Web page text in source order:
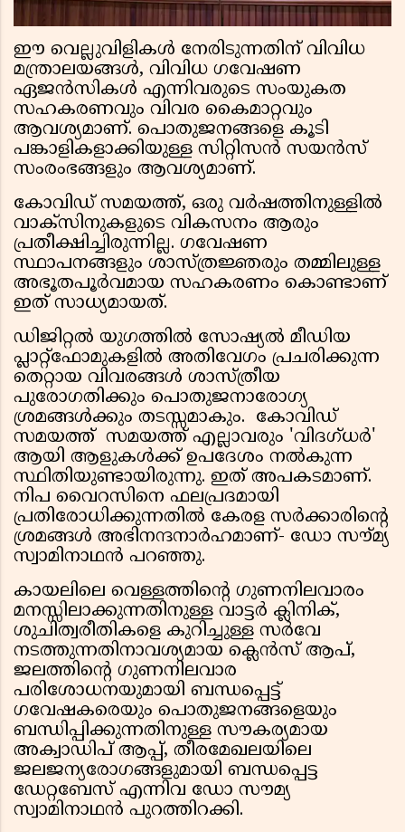
ഈ വെല്ലുവിളികള്‍ നേരിടുന്നതിന് വിവിധ
മന്ത്രാലയങ്ങള്‍, വിവിധ ഗവേഷണ
ഏജന്‍സികള്‍ എന്നിവരുടെ സംയുകത
സഹകരണവും വിവര കൈമാറ്റവും
ആവശ്യമാണ്. പൊതുജനങ്ങളെ കൂടി
പങ്കാളികളാക്കിയുള്ള സിറ്റിസന്‍ സയന്‍സ്
സംരംഭങ്ങളും ആവശ്യമാണ്.
കോവിഡ് സമയത്ത്, ഒരു വര്‍ഷത്തിനുള്ളില്‍
വാക്സിനുകളുടെ വികസനം ആരും
പ്രതീക്ഷിച്ചിരുന്നില്ല. ഗവേഷണ
സ്ഥാപനങ്ങളും ശാസ്ത്രജ്ഞരും തമ്മിലുള്ള
അഭൂതപൂര്‍വമായ സഹകരണം കൊണ്ടാണ്
ഇത് സാധ്യമായത്.
ഡിജിറ്റല്‍ യുഗത്തില്‍ സോഷ്യല്‍ മീഡിയ
പ്ലാറ്റ്‌ഫോമുകളില്‍ അതിവേഗം പ്രചരിക്കുന്ന
തെറ്റായ വിവരങ്ങള്‍ ശാസ്ത്രീയ
പുരോഗതിക്കും പൊതുജനാരോഗ്യ
ശ്രമങ്ങള്‍ക്കും തടസ്സമാകും. കോവിഡ്
സമയത്ത് സമയത്ത് എല്ലാവരും 'വിദഗ്ധര്‍'
ആയി ആളുകള്‍ക്ക് ഉപദേശം നല്‍കുന്ന
സ്ഥിതിയുണ്ടായിരുന്നു. ഇത് അപകടമാണ്.
നിപ വൈറസിനെ ഫലപ്രദമായി
പ്രതിരോധിക്കുന്നതില്‍ കേരള സര്‍ക്കാരിന്റെ
ശ്രമങ്ങള്‍ അഭിനന്ദനാര്‍ഹമാണ്- ഡോ സൗ്മ്യ
സ്വാമിനാഥന്‍ പറഞ്ഞു.
കായലിലെ വെള്ളത്തിന്റെ ഗുണനിലവാരം
മനസ്സിലാക്കുന്നതിനുള്ള വാട്ടര്‍ ക്ലിനിക്,
ശുചിത്വരീതികളെ കുറിച്ചുള്ള സര്‍വേ
നടത്തുന്നതിനാവശ്യമായ ക്ലെന്‍സ് ആപ്,
ജലത്തിന്റെ ഗുണനിലവാര
പരിശോധനയുമായി ബന്ധപ്പെട്ട്
ഗവേഷകരെയും പൊതുജനങ്ങളെയും
ബന്ധിപ്പിക്കുന്നതിനുള്ള സൗകര്യമായ
അക്വാഡിപ് ആപ്പ്, തീരമേഖലയിലെ
ജലജന്യരോഗങ്ങളുമായി ബന്ധപ്പെട്ട
ഡേറ്റബേസ് എന്നിവ ഡോ സൗമ്യ
സ്വാമിനാഥന്‍ പുറത്തിറക്കി.